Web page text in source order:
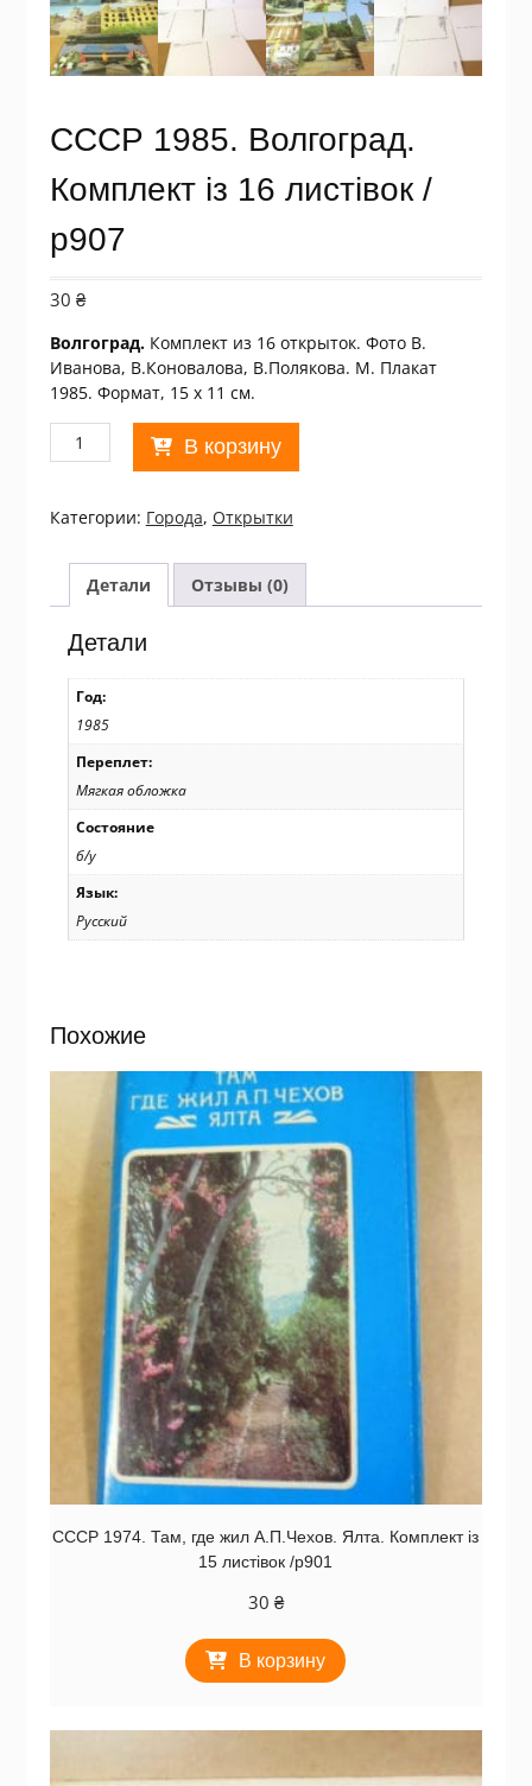
СССР 1985. Волгоград.
Комплект із 16 листівок /
р907
30 ₴
Волгоград.Комплект из 16 открыток. Фото В.
Иванова, В.Коновалова, В.Полякова. М. Плакат
1985. Формат, 15 х 11 см.
Количество
товара
1985.
Волгоград.
Комплект
16
листівок
р907
В корзину
Категории: Города, Открытки
Детали Отзывы (0)
Детали
Год:
1985
Переплет:
Мягкая обложка
Состояние
б/у
Язык:
Русский
Похожие
СССР 1974. Там, где жил А.П.Чехов. Ялта. Комплект із
15 листівок /р901
30 ₴
В корзину